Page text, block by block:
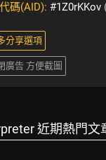
碼(AID): #1Z0rKKov
分享選項
廣告 方便截圖
近期熱門文